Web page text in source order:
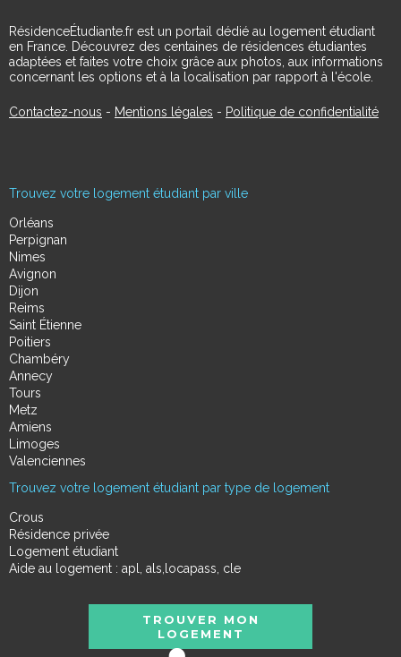
RésidenceÉtudiante.fr est un portail dédié au logement étudiant
en France. Découvrez des centaines de résidences étudiantes
adaptées et faites votre choix grâce aux photos, aux informations
concernant les options et à la localisation par rapport à l'école.
Contactez-nous - Mentions légales - Politique de confidentialité
Trouvez votre logement étudiant par ville
Orléans
Perpignan
Nimes
Avignon
Dijon
Reims
Saint Étienne
Poitiers
Chambéry
Annecy
Tours
Metz
Amiens
Limoges
Valenciennes
Trouvez votre logement étudiant par type de logement
Crous
Résidence privée
Logement étudiant
Aide au logement : apl, als,locapass, cle
TROUVER MON
LOGEMENT